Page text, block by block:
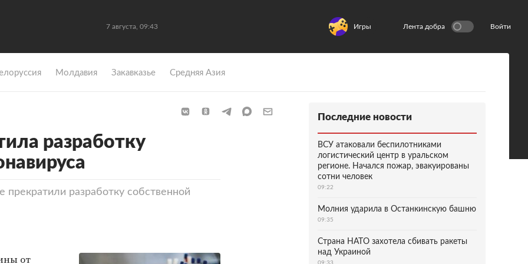
7 августа, 09:43 Игры Лента добра Войти
Молдавия Закавказье Средняя Азия
разработку
разработку собственной
от
Последние новости
ВСУ атаковали беспилотниками
логистический центр в уральском
регионе. Начался пожар, эвакуированы
сотни человек
09:22
Молния ударила в Останкинскую башню
09:35
Страна НАТО захотела сбивать ракеты
над Украиной
09:33